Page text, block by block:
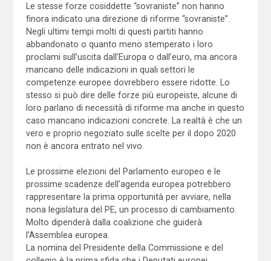
Le stesse forze cosiddette “sovraniste” non hanno
finora indicato una direzione di riforme “sovraniste”.
Negli ultimi tempi molti di questi partiti hanno
abbandonato o quanto meno stemperato i loro
proclami sull’uscita dall’Europa o dall’euro, ma ancora
mancano delle indicazioni in quali settori le
competenze europee dovrebbero essere ridotte. Lo
stesso si può dire delle forze più europeiste, alcune di
loro parlano di necessità di riforme ma anche in questo
caso mancano indicazioni concrete. La realtà è che un
vero e proprio negoziato sulle scelte per il dopo 2020
non è ancora entrato nel vivo.
Le prossime elezioni del Parlamento europeo e le
prossime scadenze dell’agenda europea potrebbero
rappresentare la prima opportunità per avviare, nella
nona legislatura del PE, un processo di cambiamento.
Molto dipenderà dalla coalizione che guiderà
l’Assemblea europea.
La nomina del Presidente della Commissione e del